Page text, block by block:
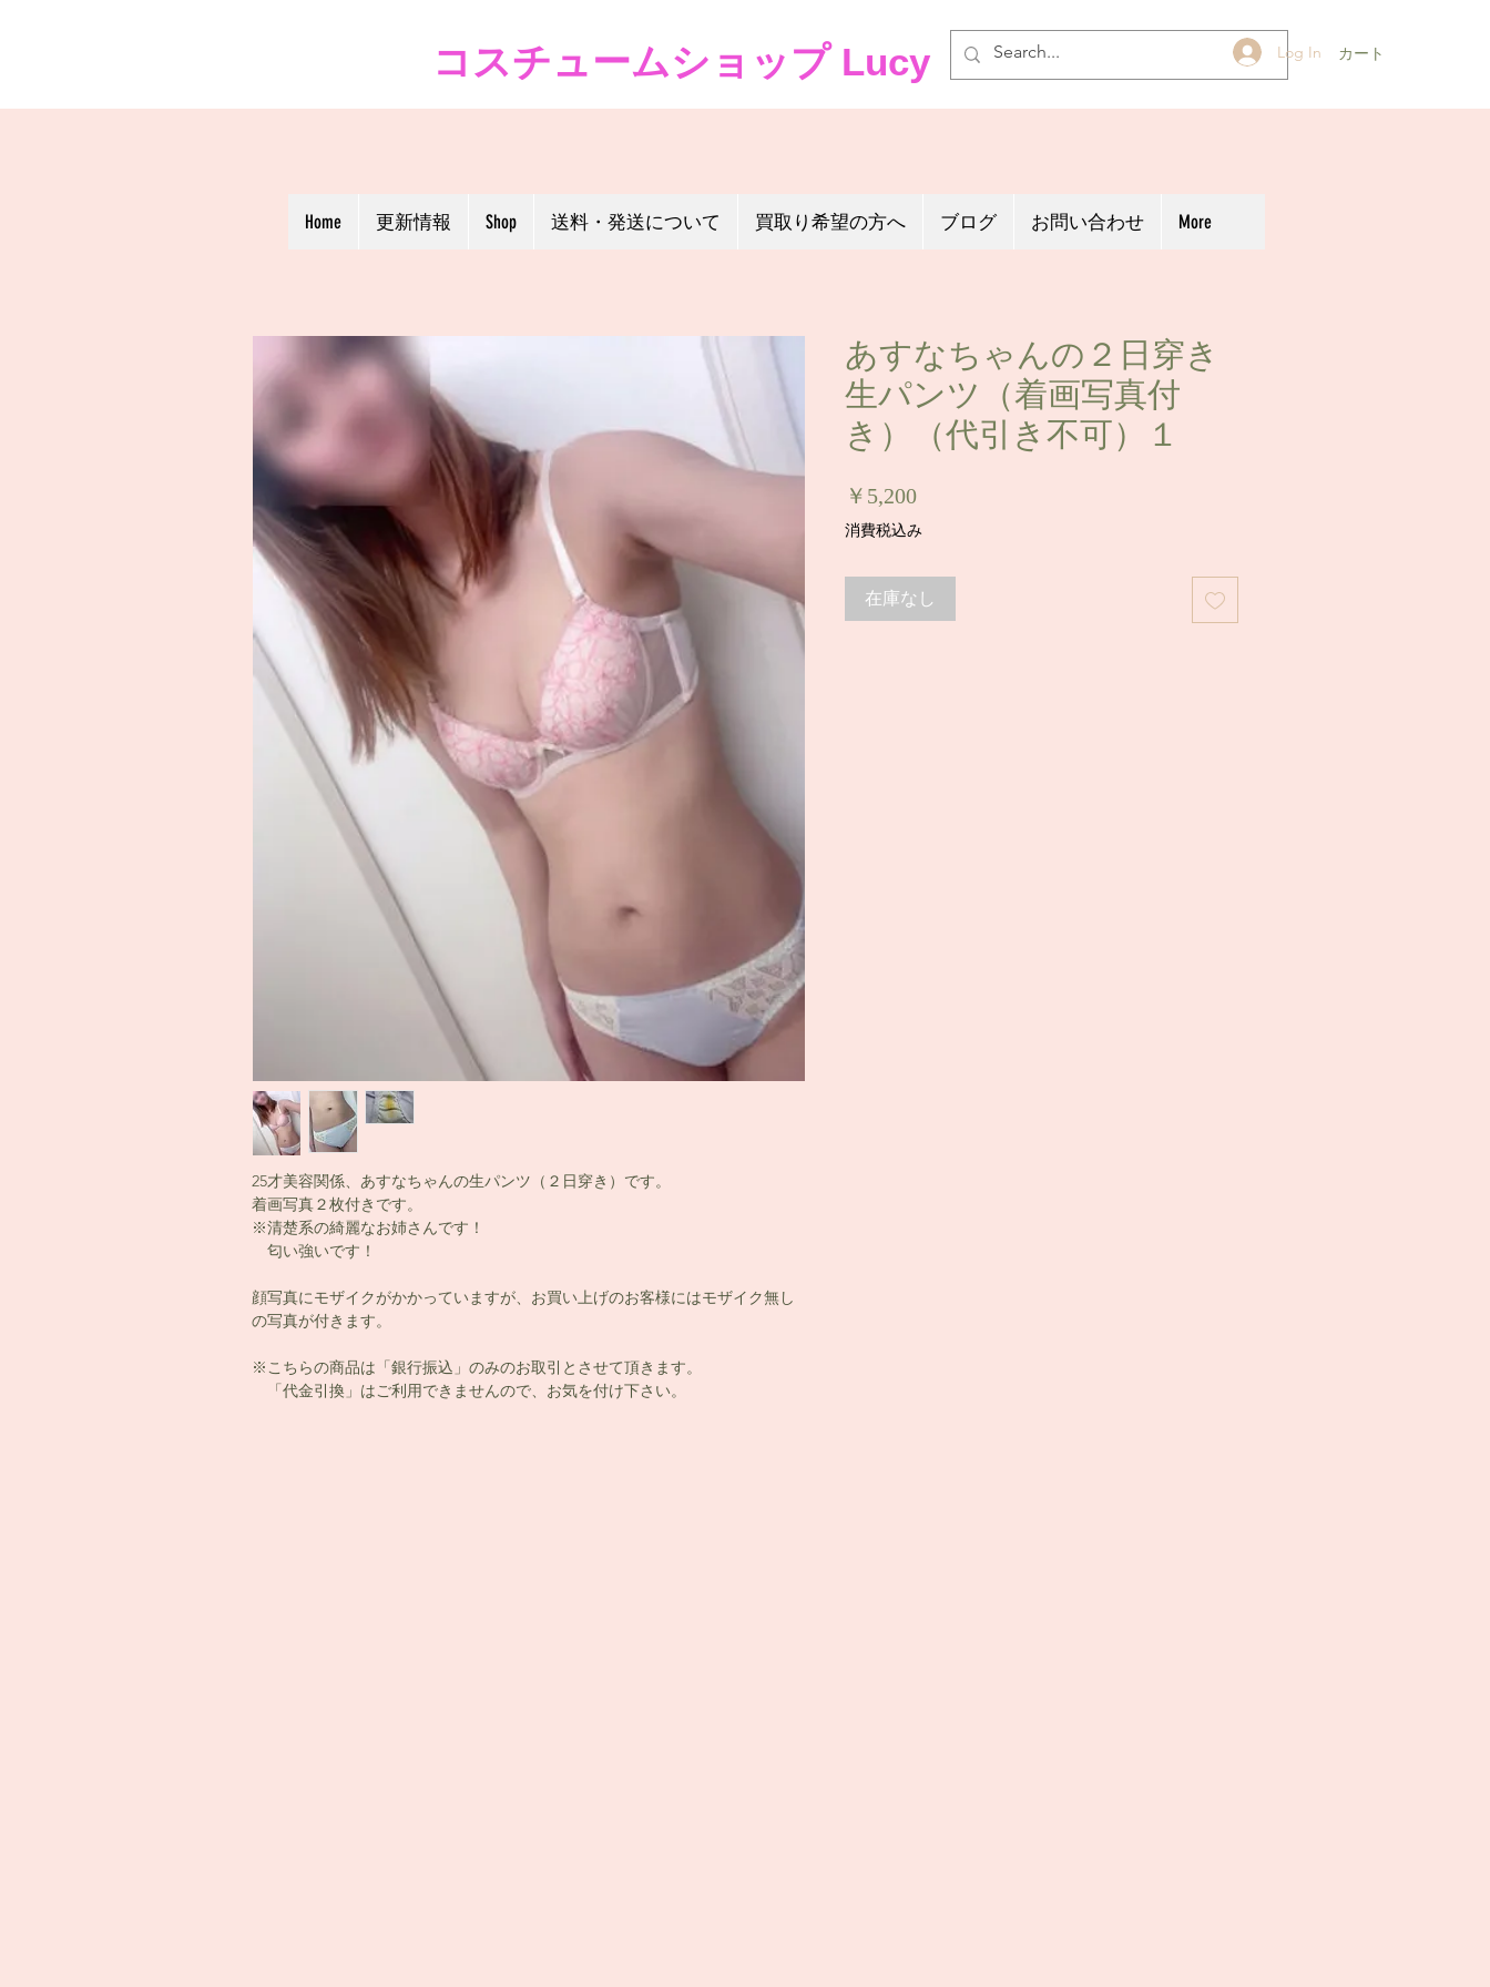
カート
Log In
コスチュームショップ Lucy
25才美容関係、あすなちゃんの生パンツ（２日穿き）です。
着画写真２枚付きです。
※清楚系の綺麗なお姉さんです！
匂い強いです！
顔写真にモザイクがかかっていますが、お買い上げのお客様にはモザイク無し
の写真が付きます。
※こちらの商品は「銀行振込」のみのお取引とさせて頂きます。
「代金引換」はご利用できませんので、お気を付け下さい。
あすなちゃんの２日穿き
生パンツ（着画写真付
き）（代引き不可）１
￥5,200価
格
消費税込み
在庫なし
Home 更新情報 Shop 送料・発送について 買取り希望の方へ ブログ お問い合わせ More